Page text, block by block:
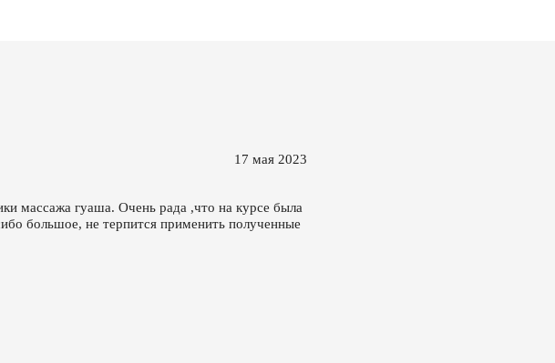
17 мая 2023
массажа гуаша. Очень рада ,что на курсе была
большое, не терпится применить полученные